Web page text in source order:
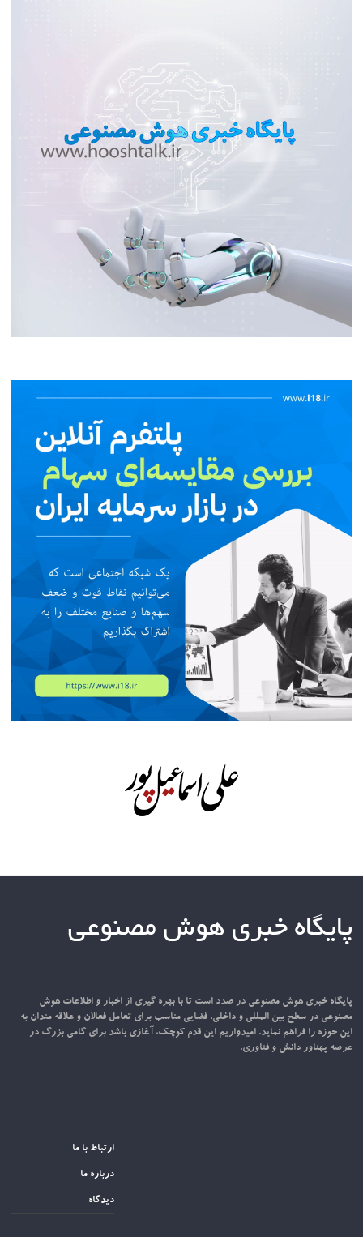
پایگاه خبری هوش مصنوعی
پایگاه خبری هوش مصنوعی در صدد است تا با بهره گیری از اخبار و اطلاعات هوش
مصنوعی در سطح بین المللی و داخلی، فضایی مناسب برای تعامل فعالان و علاقه مندان به
این حوزه را فراهم نماید. امیدواریم این قدم کوچک، آغازی باشد برای گامی بزرگ در
عرصه پهناور دانش و فناوری.
ارتباط با ما
درباره ما
دیدگاه